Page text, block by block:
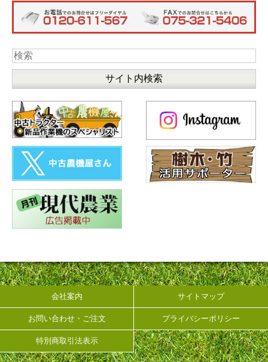
会社案内 サイトマップ
お問い合わせ・ご注文 プライバシーポリシー
特別商取引法表示